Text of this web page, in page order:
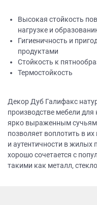
Высокая стойкость
нагрузке и
Гигиеничность и
продуктами
Стойкость к
Термостойкость
Декор Дуб Галифакс
производстве мебели для
ярко выраженным
позволяет воплотить в их
и аутентичности в жилых
хорошо сочетается с
такими как металл,